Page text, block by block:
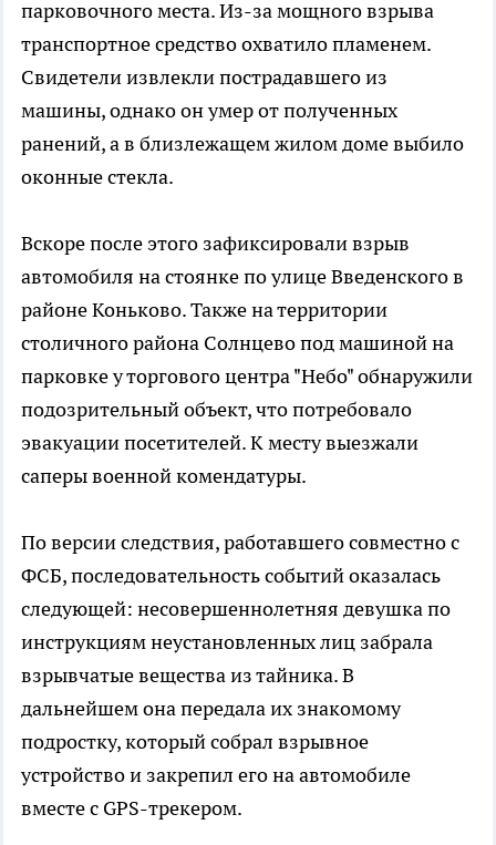
парковочного места. Из-за мощного взрыва
транспортное средство охватило пламенем.
Свидетели извлекли пострадавшего из
машины, однако он умер от полученных
ранений, а в близлежащем жилом доме выбило
оконные стекла.
Вскоре после этого зафиксировали взрыв
автомобиля на стоянке по улице Введенского в
районе Коньково. Также на территории
столичного района Солнцево под машиной на
парковке у торгового центра "Небо" обнаружили
подозрительный объект, что потребовало
эвакуации посетителей. К месту выезжали
саперы военной комендатуры.
По версии следствия, работавшего совместно с
ФСБ, последовательность событий оказалась
следующей: несовершеннолетняя девушка по
инструкциям неустановленных лиц забрала
взрывчатые вещества из тайника. В
дальнейшем она передала их знакомому
подростку, который собрал взрывное
устройство и закрепил его на автомобиле
вместе с GPS-трекером.